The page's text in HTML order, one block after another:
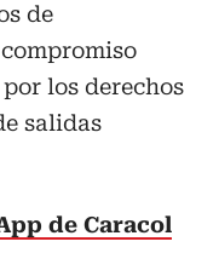
de
los derechos
salidas
de Caracol